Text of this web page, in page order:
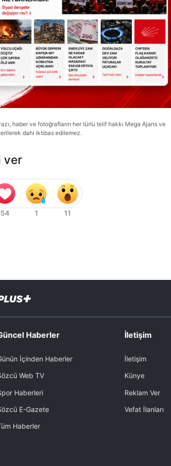
haber ve fotoğrafların her türlü telif hakkı Mega Ajans ve
dahi iktibas edilemez.
ver
Haberler
İçinden Haberler
Web TV
Haberleri
E-Gazete
Haberler
İletişim
İletişim
Künye
Reklam Ver
Vefat İlanları